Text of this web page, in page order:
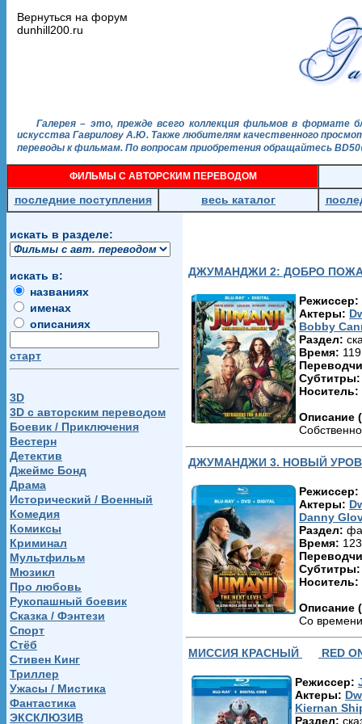
Вернуться на форум
dunhill200.ru
Галерея – это, прежде всего коллекция фильмов в формате
искусства Гаврилову А.Ю. Также любителям качественного
переводы к фильмам. По вопросам приобретения обращайтесь
ФИЛЬМЫ С АВТОРСКИМ ПЕРЕВОДОМ
последние поступления весь каталог
искать в разделе:
искать в:
названиях
именах
описаниях
старт
3D
3D c авторским переводом
Боевик / Приключения
Вестерн
Детектив
Джеймс Бонд
Драма
Исторический / Военный
Комедия
Комиксы
Криминал
Мультфильм
Мюзикл
Про любовь
Рукопашный боевик
Сказка / Фэнтези
Спорт
Стёб
Стивен Кинг
Триллер
Ужасы / Мистика
Фантастика
ЭКСКЛЮЗИВ
ДЖУМАНДЖИ 2: ДОБРО
Режиссер:
Актеры:
Bobby
Раздел:
Время:
Носитель:
Описание
маленькой
где
вселенной
может
Идея
игру —
кнопку
игру до
аватаров.
друг-
школьная
Фильм
ДЖУМАНДЖИ 3. НОВЫЙ
Режиссер:
Актеры:
Danny
Раздел:
Время:
Носитель:
Описание
Со времени
холодном
Мартой
случилось,
Спенсера
они давно
МИССИЯ КРАСНЫЙ RED
Режиссер:
Актеры:
Kiernan
Раздел: